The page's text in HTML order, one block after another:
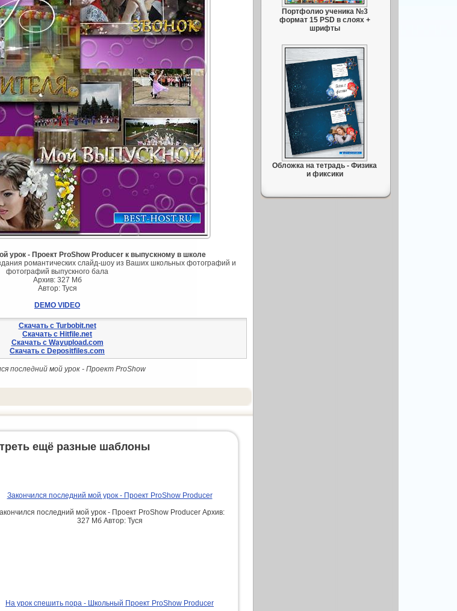
урок - Проект ProShow Producer к выпускному в школе
романтических слайд-шоу из Ваших школьных фотографий и
фотографий выпускного бала
Архив: 327 Мб
Автор: Туся
DEMO VIDEO
Скачать с Turbobit.net
Скачать с Hitfile.net
Скачать с Wayupload.com
Скачать с Depositfiles.com
последний мой урок - Проект ProShow
ещё разные шаблоны
Закончился последний мой урок - Проект ProShow Producer
последний мой урок - Проект ProShow Producer Архив:
327 Мб Автор: Туся
На урок спешить пора - Школьный Проект ProShow Producer
Портфолио ученика №3
формат 15 PSD в слоях +
шрифты
Обложка на тетрадь - Физика
и фиксики